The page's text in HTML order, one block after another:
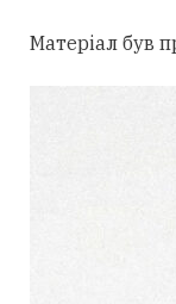
Матеріал був